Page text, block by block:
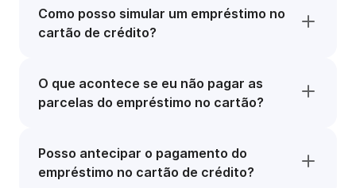
Como posso simular um empréstimo no
cartão de crédito?
O que acontece se eu não pagar as
parcelas do empréstimo no cartão?
Posso antecipar o pagamento do
empréstimo no cartão de crédito?